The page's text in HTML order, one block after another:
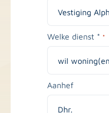
Welke dienst * *
Aanhef